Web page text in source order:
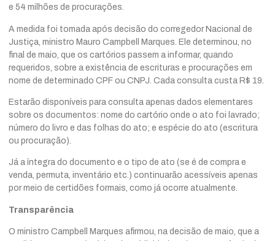
e 54 milhões de procurações.
A medida foi tomada após decisão do corregedor Nacional de
Justiça, ministro Mauro Campbell Marques. Ele determinou, no
final de maio, que os cartórios passem a informar, quando
requeridos, sobre a existência de escrituras e procurações em
nome de determinado CPF ou CNPJ. Cada consulta custa R$ 19.
Estarão disponíveis para consulta apenas dados elementares
sobre os documentos: nome do cartório onde o ato foi lavrado;
número do livro e das folhas do ato; e espécie do ato (escritura
ou procuração).
Já a íntegra do documento e o tipo de ato (se é de compra e
venda, permuta, inventário etc.) continuarão acessíveis apenas
por meio de certidões formais, como já ocorre atualmente.
Transparência
O ministro Campbell Marques afirmou, na decisão de maio, que a